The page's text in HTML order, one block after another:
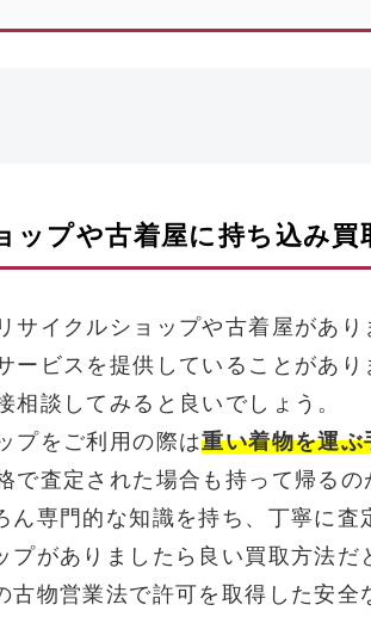
ップや古着屋に持ち込み買
サイクルショップや古着屋があ
ービスを提供していることがあ
相談してみると良いでしょう。
プをご利用の際は重い着物を運
で査定された場合も持って帰る
ん専門的な知識を持ち、丁寧に査
プがありましたら良い買取方法
物営業法で許可を取得した安全